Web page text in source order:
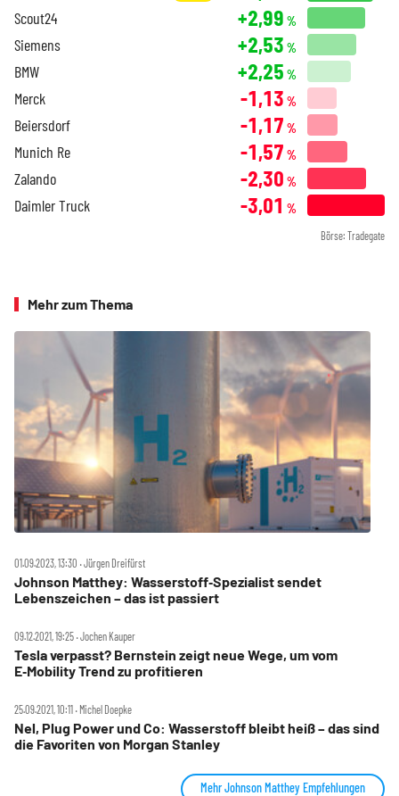
Scout24 +2,99 %
Siemens +2,53 %
BMW +2,25 %
Merck -1,13 %
Beiersdorf -1,17 %
Munich Re -1,57 %
Zalando -2,30 %
Daimler Truck -3,01 %
Börse: Tradegate
Mehr zum Thema
01.09.2023, 13:30 ‧ Jürgen Dreifürst
Johnson Matthey: Wasserstoff‑Spezialist sendet
Lebenszeichen – das ist passiert
09.12.2021, 19:25 ‧ Jochen Kauper
Tesla verpasst? Bernstein zeigt neue Wege, um vom
E‑Mobility Trend zu profitieren
25.09.2021, 10:11 ‧ Michel Doepke
Nel, Plug Power und Co: Wasserstoff bleibt heiß – das sind
die Favoriten von Morgan Stanley
Mehr Johnson Matthey Empfehlungen